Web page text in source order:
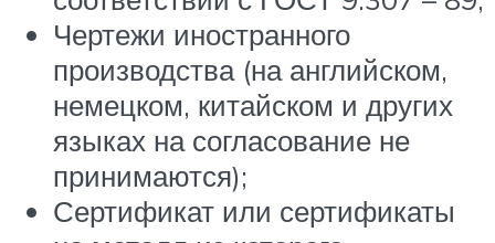
Чертежи иностранного
производства (на английском,
немецком, китайском и других
языках на согласование не
принимаются);
Сертификат или сертификаты